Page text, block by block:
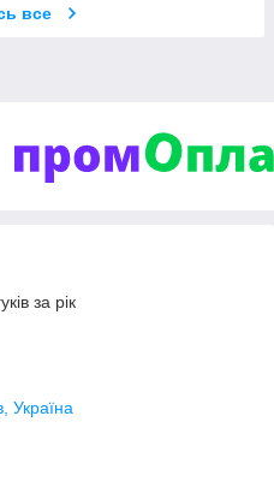
все
за рік
Україна